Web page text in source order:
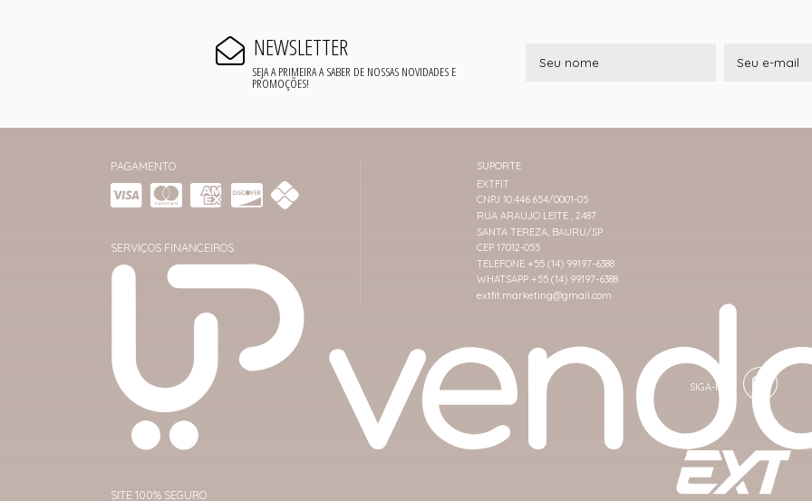
NEWSLETTER
SEJA A PRIMEIRA A SABER DE NOSSAS NOVIDADES E
PROMOÇÕES!
PAGAMENTO
SERVIÇOS FINANCEIROS
SITE 100% SEGURO
SUPORTE
EXTFIT
CNPJ 10.446.654/0001-05
RUA ARAUJO LEITE , 2487
SANTA TEREZA, BAURU/SP
CEP 17012-055
TELEFONE +55 (14) 99197-6388
WHATSAPP +55 (14) 99197-6388
extfit.marketing@gmail.com